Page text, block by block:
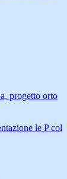
progetto orto
le P col